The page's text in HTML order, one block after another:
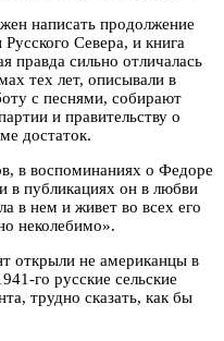
написать продолжение
Севера, и книга
правда сильно отличалась
тех лет, описывали в
с песнями, собирают
и правительству о
достаток.
в воспоминаниях о Федоре
публикациях он в любви
в нем и живет во всех его
неколебимо».
открыли не американцы в
го русские сельские
трудно сказать, как бы